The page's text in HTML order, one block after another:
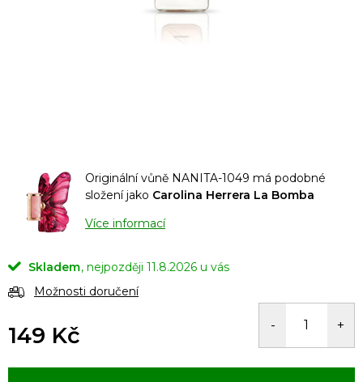
Originální vůně NANITA-1049 má podobné
složení jako Carolina Herrera La Bomba
Více informací
Skladem
11.8.2026
Možnosti doručení
149 Kč
cena: